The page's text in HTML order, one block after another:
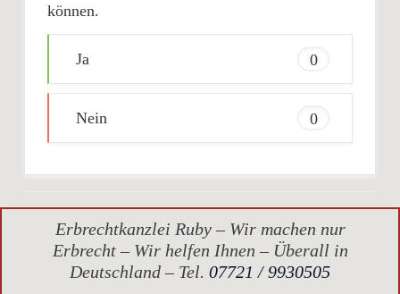
können.
Ja 0
Nein 0
Erbrechtkanzlei Ruby – Wir machen nur
Erbrecht – Wir helfen Ihnen – Überall in
Deutschland – Tel. 07721 / 9930505